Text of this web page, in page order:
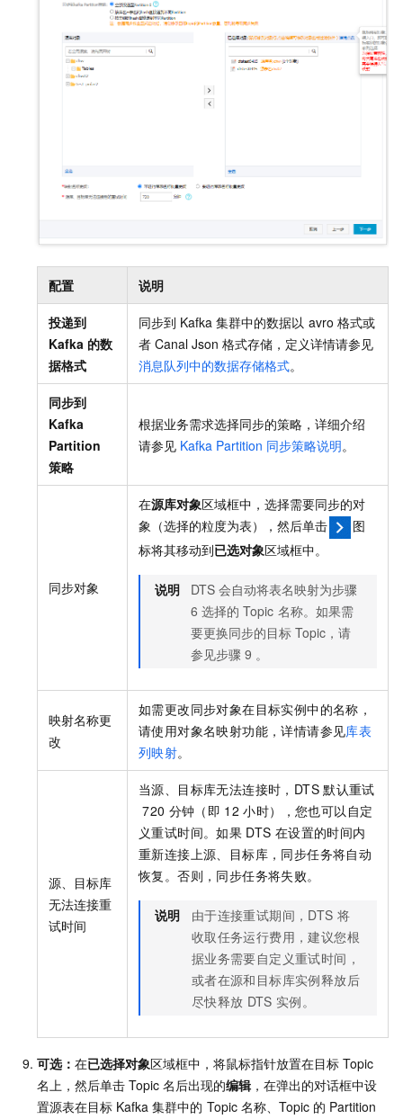
配置 说明
投递到
Kafka 的数
据格式
同步到 Kafka 集群中的数据以 avro 格式或
者 Canal Json 格式存储，定义详情请参见
消息队列中的数据存储格式。
同步到
Kafka
Partition
策略
根据业务需求选择同步的策略，详细介绍
请参见 Kafka Partition 同步策略说明。
同步对象
在源库对象区域框中，选择需要同步的对
象（选择的粒度为表），然后单击
图
标将其移动到已选对象区域框中。
说明 DTS 会自动将表名映射为步骤
6 选择的 Topic 名称。如果需
要更换同步的目标 Topic，请
参见步骤 9 。
映射名称更
改
如需更改同步对象在目标实例中的名称，
请使用对象名映射功能，详情请参见库表
列映射。
源、目标库
无法连接重
试时间
当源、目标库无法连接时，DTS 默认重试
720 分钟（即 12 小时），您也可以自定
义重试时间。如果 DTS 在设置的时间内
重新连接上源、目标库，同步任务将自动
恢复。否则，同步任务将失败。
说明 由于连接重试期间，DTS 将
收取任务运行费用，建议您根
据业务需要自定义重试时间，
或者在源和目标库实例释放后
尽快释放 DTS 实例。
可选： 在已选择对象区域框中，将鼠标指针放置在目标 Topic
名上，然后单击 Topic 名后出现的编辑 ，在弹出的对话框中设
置源表在目标 Kafka 集群中的 Topic 名称、Topic 的 Partition